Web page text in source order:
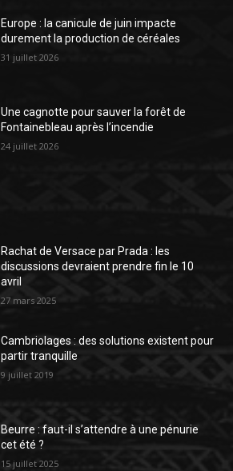
Europe : la canicule de juin impacte
durement la production de céréales
31 juillet 2026
Une cagnotte pour sauver la forêt de
Fontainebleau après l’incendie
24 juillet 2026
Rachat de Versace par Prada : les
discussions devraient prendre fin le 10
avril
27 mars 2025
Cambriolages : des solutions existent pour
partir tranquille
9 juillet 2019
Beurre : faut-il s’attendre à une pénurie
cet été ?
15 juillet 2025